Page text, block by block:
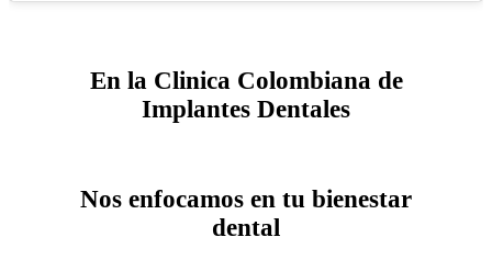
En la Clinica Colombiana de
Implantes Dentales
Nos enfocamos en tu bienestar
dental